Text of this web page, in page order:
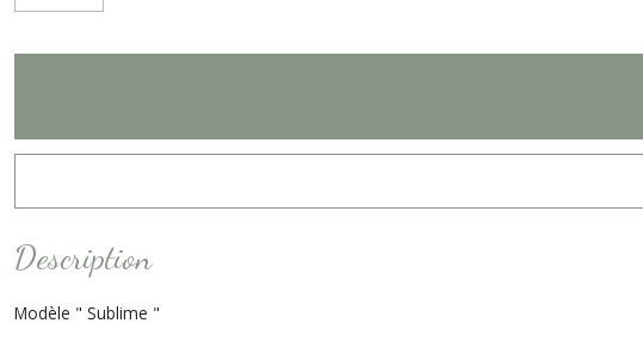
Description
Modèle " Sublime "